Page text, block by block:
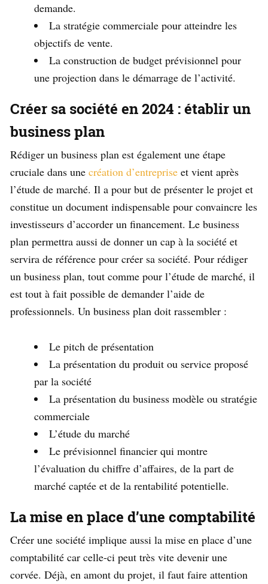
demande.
La stratégie commerciale pour atteindre les
objectifs de vente.
La construction de budget prévisionnel pour
une projection dans le démarrage de l’activité.
Créer sa société en 2024 : établir un
business plan
Rédiger un business plan est également une étape
cruciale dans une création d’entreprise et vient après
l’étude de marché. Il a pour but de présenter le projet et
constitue un document indispensable pour convaincre les
investisseurs d’accorder un financement. Le business
plan permettra aussi de donner un cap à la société et
servira de référence pour créer sa société. Pour rédiger
un business plan, tout comme pour l’étude de marché, il
est tout à fait possible de demander l’aide de
professionnels. Un business plan doit rassembler :
Le pitch de présentation
La présentation du produit ou service proposé
par la société
La présentation du business modèle ou stratégie
commerciale
L’étude du marché
Le prévisionnel financier qui montre
l’évaluation du chiffre d’affaires, de la part de
marché captée et de la rentabilité potentielle.
La mise en place d’une comptabilité
Créer une société implique aussi la mise en place d’une
comptabilité car celle-ci peut très vite devenir une
corvée. Déjà, en amont du projet, il faut faire attention